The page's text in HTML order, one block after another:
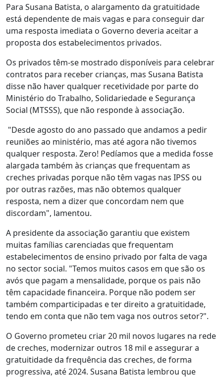
Para Susana Batista, o alargamento da gratuitidade
está dependente de mais vagas e para conseguir dar
uma resposta imediata o Governo deveria aceitar a
proposta dos estabelecimentos privados.
Os privados têm-se mostrado disponíveis para celebrar
contratos para receber crianças, mas Susana Batista
disse não haver qualquer recetividade por parte do
Ministério do Trabalho, Solidariedade e Segurança
Social (MTSSS), que não responde à associação.
"Desde agosto do ano passado que andamos a pedir
reuniões ao ministério, mas até agora não tivemos
qualquer resposta. Zero! Pedíamos que a medida fosse
alargada também às crianças que frequentam as
creches privadas porque não têm vagas nas IPSS ou
por outras razões, mas não obtemos qualquer
resposta, nem a dizer que concordam nem que
discordam", lamentou.
A presidente da associação garantiu que existem
muitas famílias carenciadas que frequentam
estabelecimentos de ensino privado por falta de vaga
no sector social. "Temos muitos casos em que são os
avós que pagam a mensalidade, porque os pais não
têm capacidade financeira. Porque não podem ser
também comparticipadas e ter direito a gratuitidade,
tendo em conta que não tem vaga nos outros setor?".
O Governo prometeu criar 20 mil novos lugares na rede
de creches, modernizar outros 18 mil e assegurar a
gratuitidade da frequência das creches, de forma
progressiva, até 2024. Susana Batista lembrou que